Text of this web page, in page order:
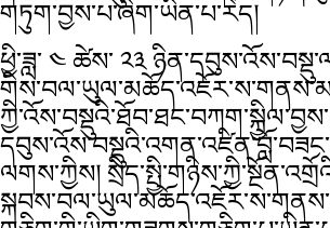
གཏུག་བྱས་པ་ཞིག་ཡིན་པ་རེད།
ཕྱི་ཟླ་ ༤ ཚེས་ ༢༣
ལགས་ཀྱིས།